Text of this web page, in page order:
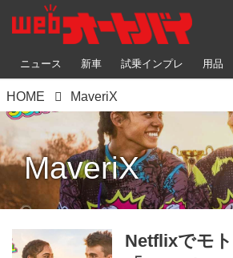
ニュース 新車 試乗インプレ 用品
HOME MaveriX
MaveriX
Netflixでモ